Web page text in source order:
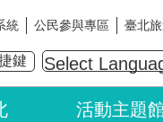
統 公民參與專區 臺北
鍵 Select
活動主題